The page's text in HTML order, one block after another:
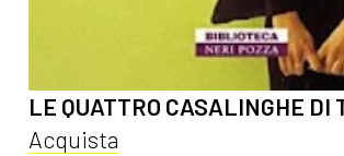
LE QUATTRO CASALINGHE DI
Acquista